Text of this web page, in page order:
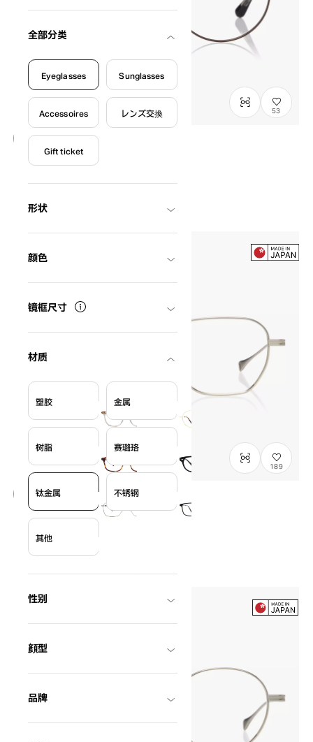
全部分类
Eyeglasses Sunglasses
Accessoires レンズ交換
Gift ticket
形状
颜色
镜框尺寸
材质
塑胶 金属
树脂 赛璐珞
钛金属 不锈钢
其他
性别
顔型
品牌
53
Graph Belle
¥13,800
189
OWNDAYS × DITA Lancier
¥42,900